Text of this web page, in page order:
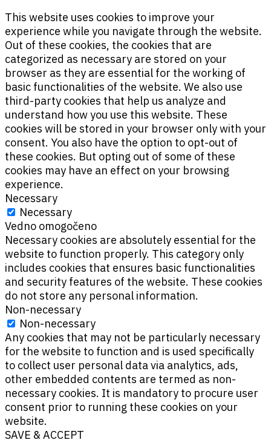
This website uses cookies to improve your
experience while you navigate through the website.
Out of these cookies, the cookies that are
categorized as necessary are stored on your
browser as they are essential for the working of
basic functionalities of the website. We also use
third-party cookies that help us analyze and
understand how you use this website. These
cookies will be stored in your browser only with your
consent. You also have the option to opt-out of
these cookies. But opting out of some of these
cookies may have an effect on your browsing
experience.
Necessary
Necessary
Vedno omogočeno
Necessary cookies are absolutely essential for the
website to function properly. This category only
includes cookies that ensures basic functionalities
and security features of the website. These cookies
do not store any personal information.
Non-necessary
Non-necessary
Any cookies that may not be particularly necessary
for the website to function and is used specifically
to collect user personal data via analytics, ads,
other embedded contents are termed as non-
necessary cookies. It is mandatory to procure user
consent prior to running these cookies on your
website.
SAVE & ACCEPT